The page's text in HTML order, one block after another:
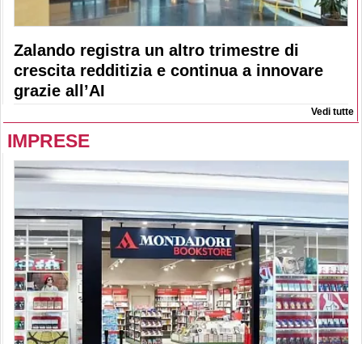
Zalando registra un altro trimestre di
crescita redditizia e continua a innovare
grazie all’AI
Vedi tutte
IMPRESE